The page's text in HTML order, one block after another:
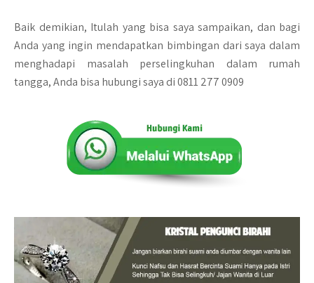
Baik demikian, Itulah yang bisa saya sampaikan, dan bagi
Anda yang ingin mendapatkan bimbingan dari saya dalam
menghadapi masalah perselingkuhan dalam rumah
tangga, Anda bisa hubungi saya di 0811 277 0909